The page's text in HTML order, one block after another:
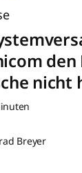
den
nicht
Breyer